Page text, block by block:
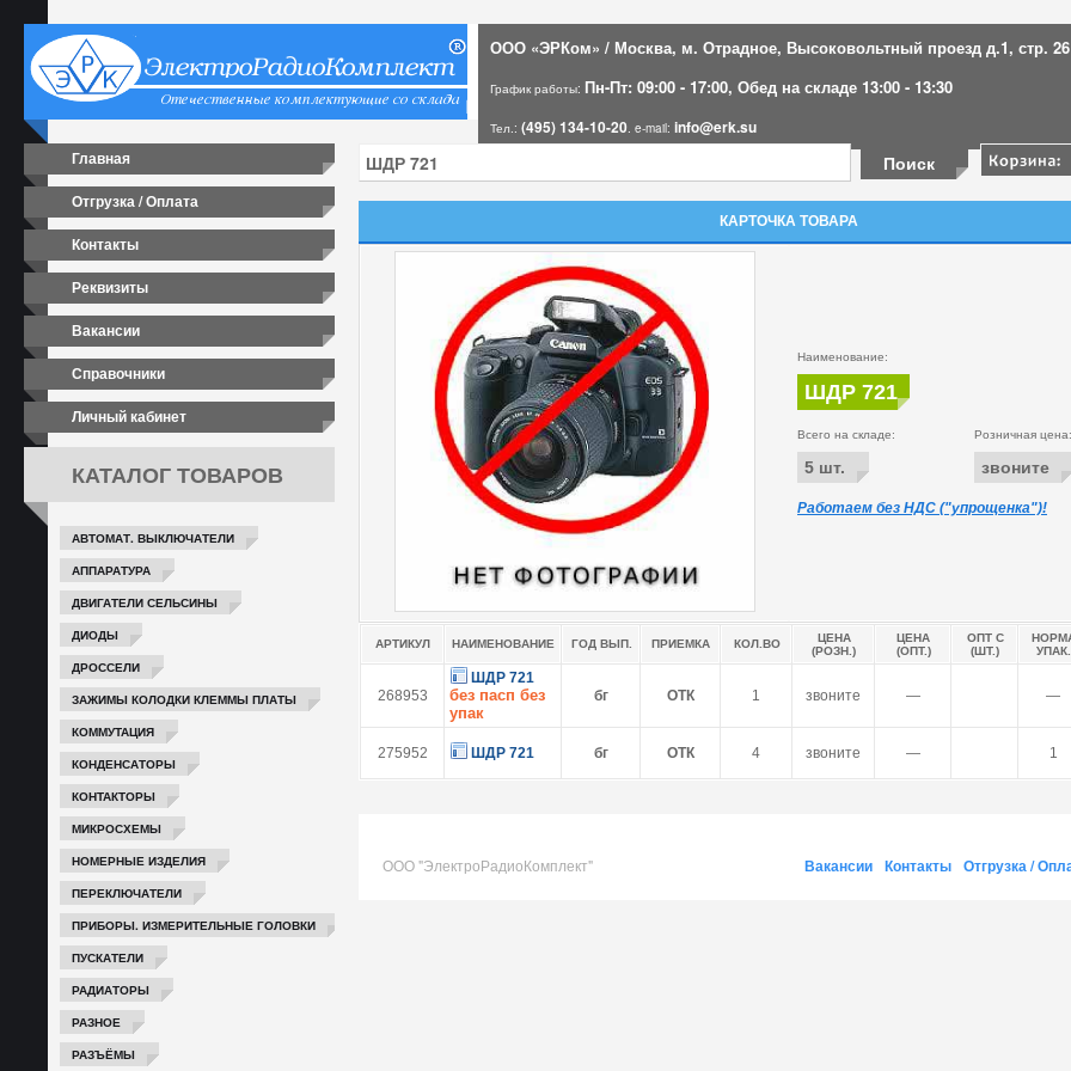
ООО «ЭРКом» / Москва, м. Отрадное, Высоковольтный проезд д.1, стр. 26
График работы: Пн-Пт: 09:00 - 17:00, Обед на складе 13:00 - 13:30
Тел.: (495) 134-10-20. e-mail: info@erk.su
Главная
Отгрузка / Оплата
Контакты
Реквизиты
Вакансии
Справочники
Личный кабинет
КАТАЛОГ ТОВАРОВ
АВТОМАТ. ВЫКЛЮЧАТЕЛИ
АППАРАТУРА
ДВИГАТЕЛИ СЕЛЬСИНЫ
ДИОДЫ
ДРОССЕЛИ
ЗАЖИМЫ КОЛОДКИ КЛЕММЫ ПЛАТЫ
КОММУТАЦИЯ
КОНДЕНСАТОРЫ
КОНТАКТОРЫ
МИКРОСХЕМЫ
НОМЕРНЫЕ ИЗДЕЛИЯ
ПЕРЕКЛЮЧАТЕЛИ
ПРИБОРЫ. ИЗМЕРИТЕЛЬНЫЕ ГОЛОВКИ
ПУСКАТЕЛИ
РАДИАТОРЫ
РАЗНОЕ
РАЗЪЁМЫ
КАРТОЧКА ТОВАРА
Наименование:
ШДР 721
Всего на складе:
5 шт.
Розничная цена:
звоните
Работаем без НДС ("упрощенка")!
АРТИКУЛ НАИМЕНОВАНИЕ ГОД ВЫП. ПРИЕМКА КОЛ.ВО
ЦЕНА
(РОЗН.)
ЦЕНА
(ОПТ.)
ОПТ С
(ШТ.)
УПАК.
268953
ШДР 721
без пасп без
упак
бг ОТК 1 звоните ― ―
275952 ШДР 721 бг ОТК 4 звоните ― 1
ООО "ЭлектроРадиоКомплект" Отгрузка /
Контакты
Вакансии